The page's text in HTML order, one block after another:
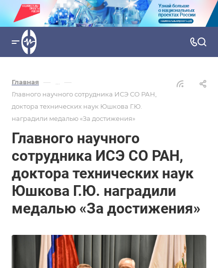
Главная — ... —
Главного научного сотрудника ИСЭ СО РАН,
доктора технических наук Юшкова Г.Ю.
наградили медалью «За достижения»
Главного научного
сотрудника ИСЭ СО РАН,
доктора технических наук
Юшкова Г.Ю. наградили
медалью «За достижения»